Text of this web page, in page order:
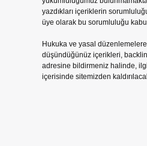
yazdıkları içeriklerin
üye olarak bu sorumluluğu kabul
Hukuka ve yasal düzenlemelere
düşündüğünüz içerikleri,
adresine bildirmeniz halinde,
içerisinde sitemizden